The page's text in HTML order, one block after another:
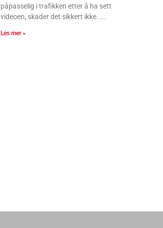
påpasselig i trafikken etter å ha sett
videoen, skader det sikkert ikke.
Les mer »